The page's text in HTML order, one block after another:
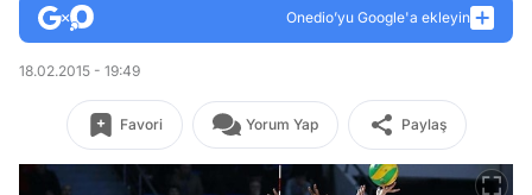
Onedio’yu Google'a ekleyin
18.02.2015 - 19:49
Favori Yorum Yap Paylaş